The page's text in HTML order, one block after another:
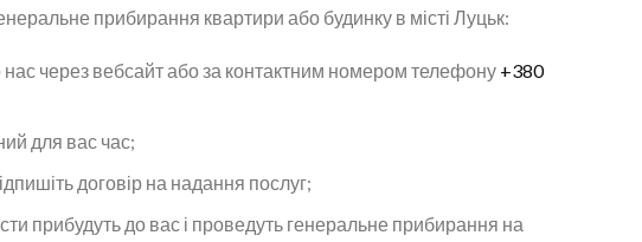
прибирання квартири або будинку в місті Луцьк:
нас через вебсайт або за контактним номером телефону +380
для вас час;
договір на надання послуг;
прибудуть до вас і проведуть генеральне прибирання на